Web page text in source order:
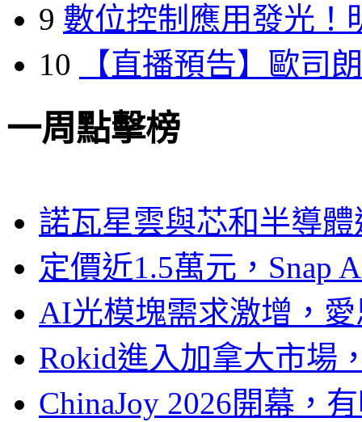
9 數位控制應用發光！
10
【直播預告】歐司
一周點擊榜
諾瓦星雲與芯和半導
定價近1.5萬元，Snap
AI光模塊需求激增，
Rokid進入加拿大市場
ChinaJoy 2026開幕，